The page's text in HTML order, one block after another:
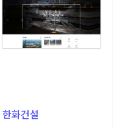
한화건설